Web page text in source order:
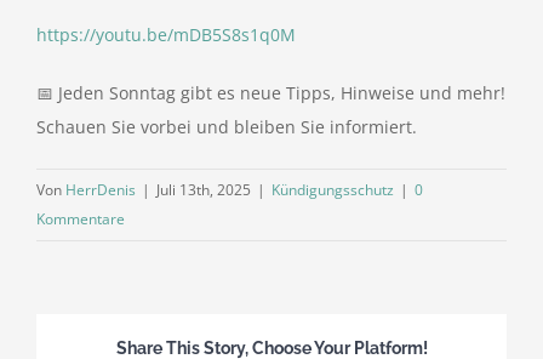
https://youtu.be/mDB5S8s1q0M
📅 Jeden Sonntag gibt es neue Tipps, Hinweise und mehr!
Schauen Sie vorbei und bleiben Sie informiert.
Von HerrDenis | Juli 13th, 2025 | Kündigungsschutz | 0
Kommentare
Share This Story, Choose Your Platform!